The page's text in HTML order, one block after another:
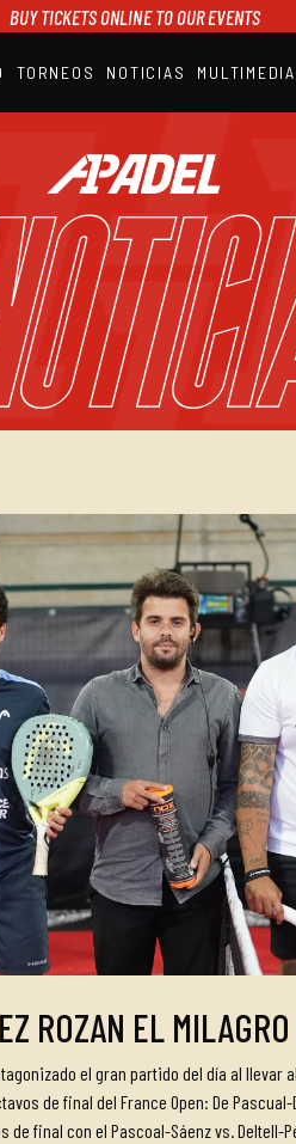
BUY TICKETS ONLINE TO OUR EVENTS
TORNEOS NOTICIAS MULTIMEDIA
CALENDARIO
TORNEOS
MULTIMEDIA
SCOREBOARD
STREAMING
ROZAN EL
el gran partido del día al
de final del France Open: De
final con el Pascoal-Sáenz vs. Deltell-